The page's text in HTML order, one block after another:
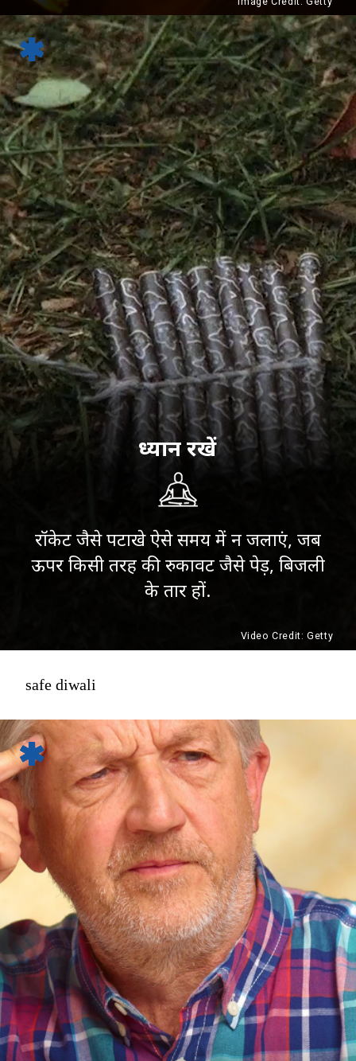
रॉकेट जैसे पटाखे ऐसे समय में न जलाएं, जब
ऊपर किसी तरह की रुकावट जैसे पेड़, बिजली
के तार हों.
ध्यान रखें
Video Credit: Getty
safe diwali